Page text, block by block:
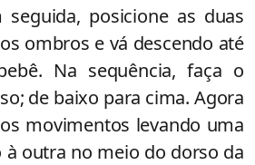
seguida, posicione as duas
ombros e vá descendo até
Na sequência, faça o
de baixo para cima. Agora
movimentos levando uma
outra no meio do dorso da